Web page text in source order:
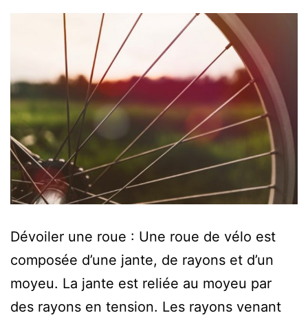
Dévoiler une roue : Une roue de vélo est
composée d’une jante, de rayons et d’un
moyeu. La jante est reliée au moyeu par
des rayons en tension. Les rayons venant